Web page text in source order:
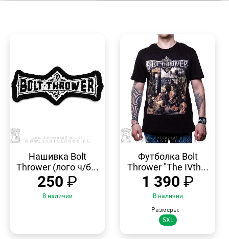
ПРОСМОТР
Нашивка Bolt
Thrower (лого ч/б...
250 ₽
В наличии
ПРОСМОТР
Футболка Bolt
Thrower "The IVth...
1 390 ₽
В наличии
Размеры:
5XL